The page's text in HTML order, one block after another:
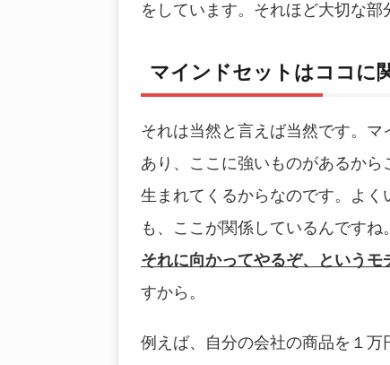
をしています。それほど大切な部
マインドセットはココに
それは当然と言えば当然です。
あり、ここに強いものがあるか
生まれてくるからなのです。よ
も、ここが関係しているんですね。
それに向かってやるぞ、という
すから。
例えば、自分の会社の商品を１